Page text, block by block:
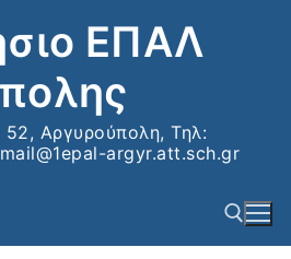
ΕΠΑΛ
Αργυρούπολη, Τηλ:
argyr.att.sch.gr